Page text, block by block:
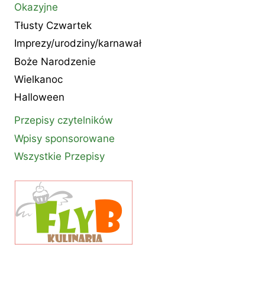
Okazyjne
Tłusty Czwartek
Imprezy/urodziny/karnawał
Boże Narodzenie
Wielkanoc
Halloween
Przepisy czytelników
Wpisy sponsorowane
Wszystkie Przepisy